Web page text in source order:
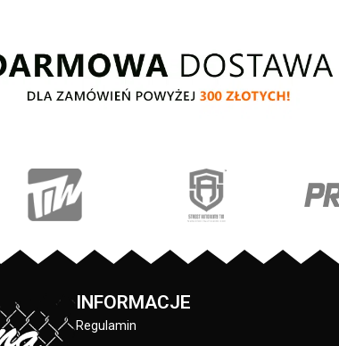
INFORMACJE
Regulamin